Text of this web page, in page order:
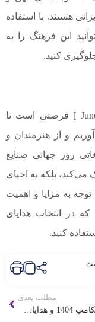
هستند. با استفاده
این فرهنگ را به
کنید.
۲۱ خرداد روز جهانی صنایع دستی [ 10 June ] فرصتی است تا
و از هنرمندان و
روز جهانی صنایع
می‌کند، بلکه به احیای
به مزایا و اهمیت
در انتخاب هدایای
کنید.
مطلب بعدی